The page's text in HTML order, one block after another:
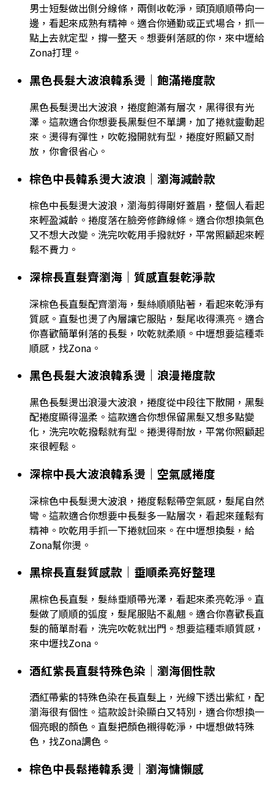
男士短髮做出側分線條，兩側收乾淨，頭頂順順帶向一
邊，看起來成熟有精神。適合你通勤或正式場合，抓一
點上去就定型，撐一整天。想要俐落感的你，來中壢給
Zona打理。
黑色長髮大波浪韓系燙｜飽滿捲度款
黑色長髮燙出大波浪，捲度飽滿有層次，黑得很有光
澤。這款適合你想要長黑髮但不單調，加了捲就靈動起
來。燙得有彈性，吹乾撥開就有型，捲度好照顧又耐
放，你會很省心。
棕色中長韓系燙大波浪｜瀏海減齡款
棕色中長髮燙大波浪，瀏海剪得剛好蓋眉，整個人看起
來輕盈減齡。捲度落在臉旁修飾線條。適合你想換氣色
又不想大改變。洗完吹乾用手撥就好，平常照顧起來輕
鬆不費力。
深棕長直髮齊瀏海｜質感直髮乾淨款
深棕色長直髮配齊瀏海，髮絲順順貼著，看起來乾淨有
質感。直髮也燙了內層讓它服貼，髮尾收得漂亮。適合
你喜歡簡單俐落的長髮，吹乾就柔順。中壢想要這種乖
順感，找Zona。
黑色長髮大波浪韓系燙｜浪漫捲度款
黑色長髮燙出浪漫大波浪，捲度從中段往下散開，黑髮
配捲度顯得溫柔。這款適合你想保留黑髮又想多點變
化，洗完吹乾撥鬆就有型。捲燙得耐放，平常你照顧起
來很輕鬆。
深棕中長大波浪韓系燙｜空氣感捲度
深棕色中長髮燙大波浪，捲度鬆鬆帶空氣感，髮尾自然
彎。這款適合你想要中長髮多一點層次，看起來蓬鬆有
精神。吹乾用手抓一下捲就回來。在中壢想換髮，給
Zona幫你燙。
黑棕長直髮質感款｜垂順柔亮好整理
黑棕色長直髮，髮絲垂順帶光澤，看起來柔亮乾淨。直
髮做了順順的弧度，髮尾服貼不亂翹。適合你喜歡長直
髮的簡單耐看，洗完吹乾就出門。想要這種乖順質感，
來中壢找Zona。
酒紅紫長直髮特殊色染｜瀏海個性款
酒紅帶紫的特殊色染在長直髮上，光線下透出紫紅，配
瀏海很有個性。這款設計染顯白又特別，適合你想換一
個亮眼的顏色。直髮把顏色襯得乾淨，中壢想做特殊
色，找Zona調色。
棕色中長鬆捲韓系燙｜瀏海慵懶感